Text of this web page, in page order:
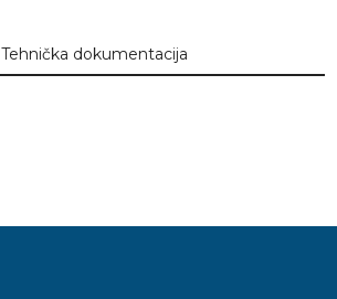
Tehnička dokumentacija